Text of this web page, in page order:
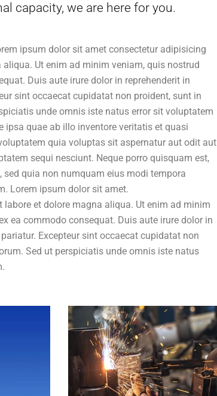
capacity, we are here for you.
ipsum dolor sit amet consectetur adipisicing
Ut enim ad minim veniam, quis nostrud
Duis aute irure dolor in reprehenderit in
sint occaecat cupidatat non proident, sunt in
unde omnis iste natus error sit voluptatem
quae ab illo inventore veritatis et quasi
quia voluptas sit aspernatur aut odit aut
sequi nesciunt. Neque porro quisquam est,
quia non numquam eius modi tempora
Lorem ipsum dolor sit amet.
et dolore magna aliqua. Ut enim ad minim
ea commodo consequat. Duis aute irure dolor in
Excepteur sint occaecat cupidatat non
Sed ut perspiciatis unde omnis iste natus